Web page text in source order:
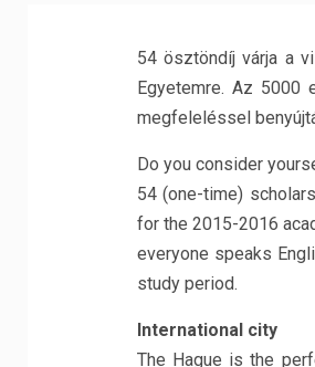
54 ösztöndíj várja a
Egyetemre. Az 5000
megfeleléssel
Do you consider
54 (one-time)
for the 2015-2016
everyone speaks
study period.
International city
The Hague is the